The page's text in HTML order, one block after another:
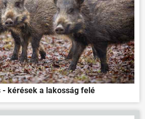
kérések a lakosság felé